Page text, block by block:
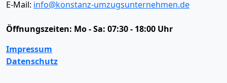
E-Mail: info@konstanz-umzugsunternehmen.de
Öffnungszeiten: Mo - Sa: 07:30 - 18:00 Uhr
Impressum
Datenschutz